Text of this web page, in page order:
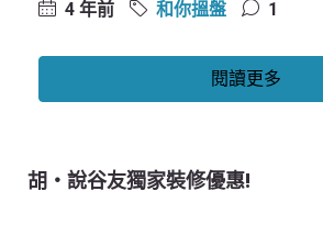
4 年前 和你搵盤 1
閱讀更多
胡‧說谷友獨家裝修優惠!